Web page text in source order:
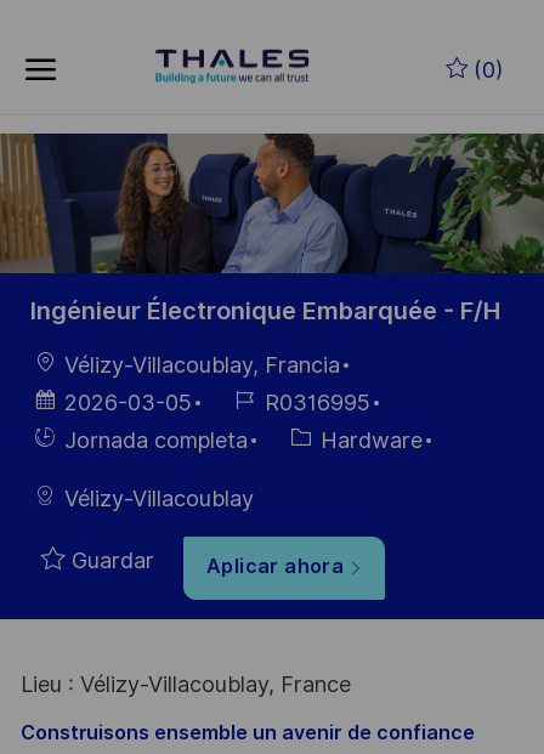
(0)
-
Ingénieur Électronique Embarquée - F/H
Ubicación
Vélizy-Villacoublay, Francia
Fecha de
publicación
2026-03-05
ID de
empleo
R0316995
HiringJornada completa Categoría
Hardware
Vélizy-Villacoublay
Guardar Aplicar ahora
Lieu : Vélizy-Villacoublay, France
Construisons ensemble un avenir de confiance